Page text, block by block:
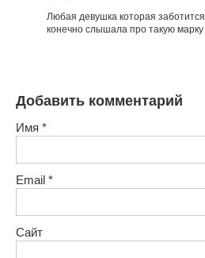
Любая девушка которая заботится
конечно слышала про такую марку
Добавить комментарий
Имя *
Email *
Сайт